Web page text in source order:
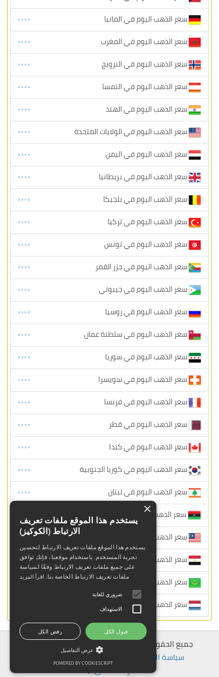
سعر الذهب اليوم في المانيا
سعر الذهب اليوم في المغرب
سعر الذهب اليوم في النرويج
سعر الذهب اليوم في النمسا
سعر الذهب اليوم في الهند
سعر الذهب اليوم في الولايات المتحدة
سعر الذهب اليوم في اليمن
سعر الذهب اليوم في بريطانيا
سعر الذهب اليوم في بلجيكا
سعر الذهب اليوم في تركيا
سعر الذهب اليوم في تونس
سعر الذهب اليوم في جزر القمر
سعر الذهب اليوم في جيبوتي
سعر الذهب اليوم في روسيا
سعر الذهب اليوم في سلطنة عمان
سعر الذهب اليوم في سوريا
سعر الذهب اليوم في سويسرا
سعر الذهب اليوم في فرنسا
سعر الذهب اليوم في قطر
سعر الذهب اليوم في كندا
سعر الذهب اليوم في كوريا الجنوبية
سعر الذهب اليوم في لبنان
سعر الذهب اليوم في ليبيا
سعر الذهب اليوم في ماليزيا
سعر الذهب اليوم في مصر
سعر الذهب اليوم في موريتانيا
سعر الذهب اليوم في هولندا
جميع الحقوق محفوظة © 2026 سعر الذهب اليومي
سياسة الخصوصة
إخلاء مسؤولية-الإتصال بنا
عودة للأعلى
×
يستخدم هذا الموقع ملفات تعريف
الارتباط (الكوكيز)
يستخدم هذا الموقع ملفات تعريف الارتباط لتحسين
تجربة المستخدم. باستخدام موقعنا، فإنك توافق
على جميع ملفات تعريف الارتباط وفقًا لسياسة
ملفات تعريف الارتباط الخاصة بنا. اقرأ المزيد
ضروري للغاية
الاستهداف
قبول الكل رفض الكل
عرض التفاصيل
POWERED BY COOKIESCRIPT